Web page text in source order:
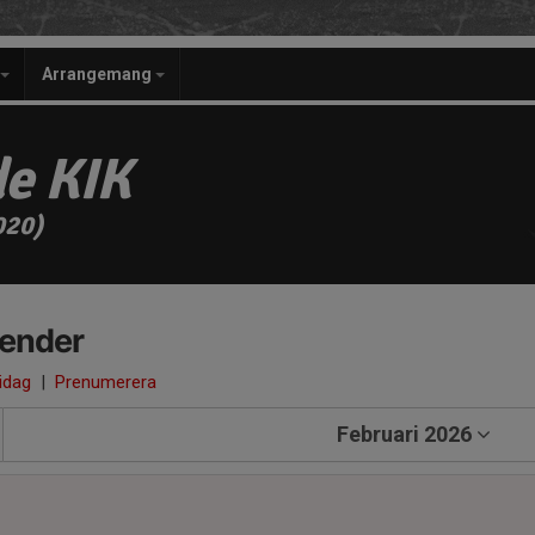
Arrangemang
KIK
| Prenumerera
Februari 2026